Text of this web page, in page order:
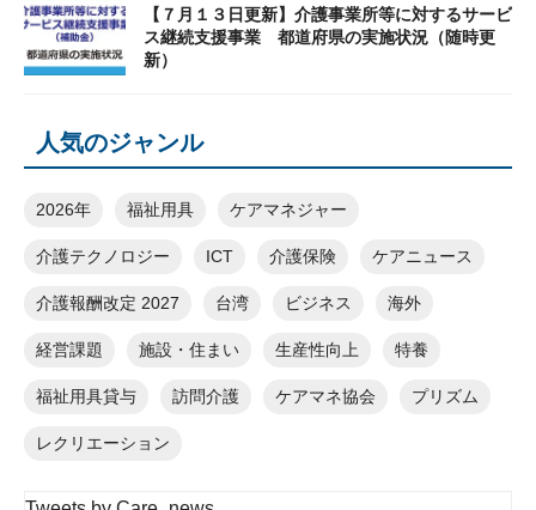
【７月１３日更新】介護事業所等に対するサービ
ス継続支援事業 都道府県の実施状況（随時更
新）
人気のジャンル
2026年 福祉用具 ケアマネジャー
介護テクノロジー ICT 介護保険 ケアニュース
介護報酬改定 2027 台湾 ビジネス 海外
経営課題 施設・住まい 生産性向上 特養
福祉用具貸与 訪問介護 ケアマネ協会 プリズム
レクリエーション